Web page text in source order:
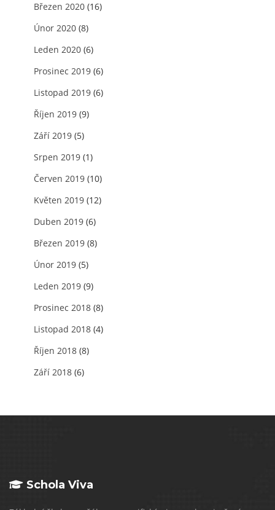
Březen 2020 (16)
Únor 2020 (8)
Leden 2020 (6)
Prosinec 2019 (6)
Listopad 2019 (6)
Říjen 2019 (9)
Září 2019 (5)
Srpen 2019 (1)
Červen 2019 (10)
Květen 2019 (12)
Duben 2019 (6)
Březen 2019 (8)
Únor 2019 (5)
Leden 2019 (9)
Prosinec 2018 (8)
Listopad 2018 (4)
Říjen 2018 (8)
Září 2018 (6)
Schola Viva